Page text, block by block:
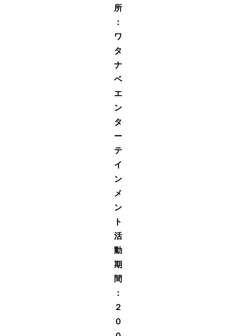
所
：
ワ
タ
ナ
ベ
エ
ン
タ
ー
テ
イ
ン
メ
ン
ト
活
動
期
間
：
２
０